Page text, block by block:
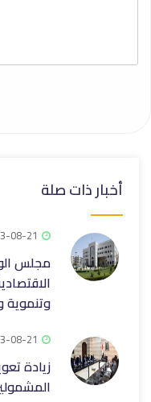
أخبار ذات صلة
08-21
مجلس
08-21
زيادة